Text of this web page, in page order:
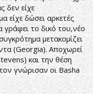
δεν είχε
είχε δώσει αρκετές
το δικό του,νέο
μετακομίζει
(Georgia). Αποχωρεί
και την θέση
γνώρισαν οι Basha